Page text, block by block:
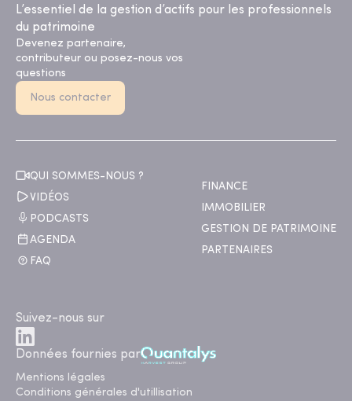
L’essentiel de la gestion d’actifs pour les professionnels
du patrimoine
Devenez partenaire,
contributeur ou posez-nous vos
questions
Nous contacter
QUI SOMMES-NOUS ?
VIDÉOS
PODCASTS
AGENDA
FAQ
FINANCE
IMMOBILIER
GESTION DE PATRIMOINE
PARTENAIRES
Suivez-nous sur
Données fournies par
Mentions légales
Conditions générales d'utillisation